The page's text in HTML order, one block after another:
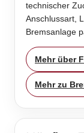
technischer
Anschlussart,
Bremsanlage
Mehr über
Mehr zu